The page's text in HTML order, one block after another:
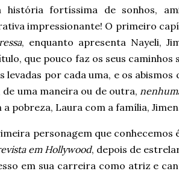
história fortíssima de sonhos,
impressionante! O primeiro
, enquanto apresenta Nayeli,
que pouco faz os seus
levadas por cada uma, e os abismos
de uma maneira ou de outra,
a pobreza, Laura com a família,
personagem que conhecemos
em Hollywood, depois de
em sua carreira como atriz e